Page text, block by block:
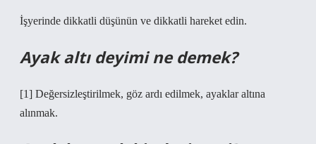
İşyerinde dikkatli düşünün ve dikkatli hareket edin.
Ayak altı deyimi ne demek?
[1] Değersizleştirilmek, göz ardı edilmek, ayaklar altına
alınmak.